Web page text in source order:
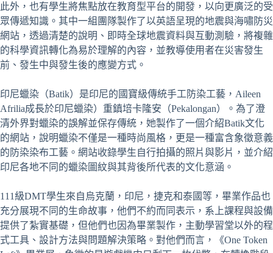
此外，也有學生將焦點放在教育型平台的開發，以向更廣泛的受
眾傳遞知識。其中一組團隊製作了以英語呈現的地震與海嘯防災
網站，透過清楚的說明、即時全球地震資料與互動測驗，將複雜
的科學資訊轉化為易於理解的內容，並教導使用者在災害發生
前、發生中與發生後的應變方式。
印尼蠟染（Batik）是印尼的國寶級傳統手工防染工藝，Aileen
Afrilia成長於印尼蠟染）重鎮培卡隆安（Pekalongan）。為了澄
清外界對蠟染的誤解並保存傳統，她製作了一個介紹Batik文化
的網站，說明蠟染不僅是一種時尚風格，更是一種富含象徵意義
的防染染布工藝。網站收錄學生自行拍攝的照片與影片，並介紹
印尼各地不同的蠟染圖紋與其背後所代表的文化意涵。
111級DMT學生來自烏克蘭，印尼，捷克和泰國等，畢業作品也
充分展現不同的生命故事，他們不約而同表示，系上課程與設備
提供了紮實基礎，但他們也因為畢業製作，主動學習堂以外的程
式工具、設計方法與問題解決策略。對他們而言，《One Token